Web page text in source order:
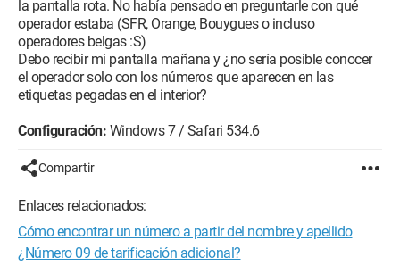
la pantalla rota. No había pensado en preguntarle con qué
operador estaba (SFR, Orange, Bouygues o incluso
operadores belgas :S)
Debo recibir mi pantalla mañana y ¿no sería posible conocer
el operador solo con los números que aparecen en las
etiquetas pegadas en el interior?
Configuración: Windows 7 / Safari 534.6
Compartir
Enlaces relacionados:
Cómo encontrar un número a partir del nombre y apellido
¿Número 09 de tarificación adicional?